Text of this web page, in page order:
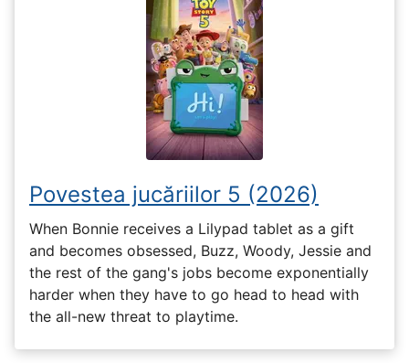
Povestea jucăriilor 5 (2026)
When Bonnie receives a Lilypad tablet as a gift
and becomes obsessed, Buzz, Woody, Jessie and
the rest of the gang's jobs become exponentially
harder when they have to go head to head with
the all-new threat to playtime.